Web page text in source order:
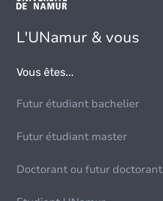
L'UNamur & vous
Vous êtes...
Futur étudiant bachelier
Futur étudiant master
Doctorant ou futur doctorant